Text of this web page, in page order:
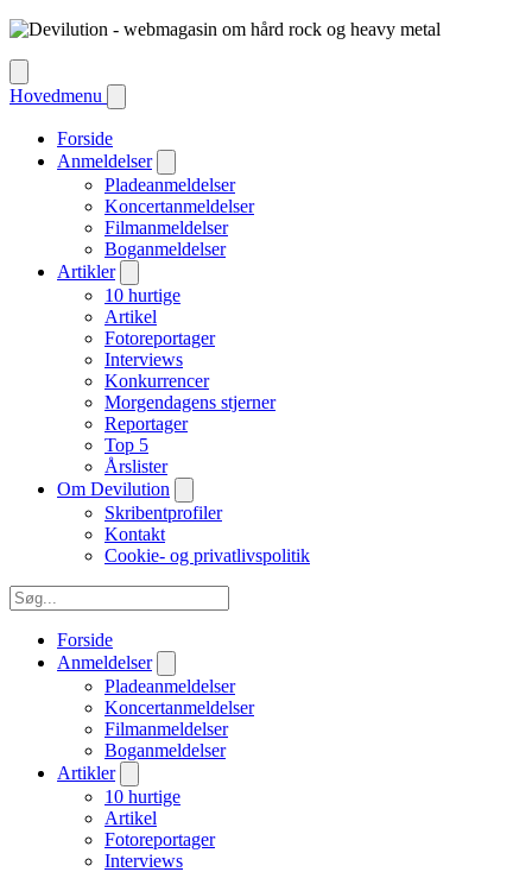
Hovedmenu
Forside
Anmeldelser
Pladeanmeldelser
Koncertanmeldelser
Filmanmeldelser
Boganmeldelser
Artikler
10 hurtige
Artikel
Fotoreportager
Interviews
Konkurrencer
Morgendagens stjerner
Reportager
Top 5
Årslister
Om Devilution
Skribentprofiler
Kontakt
Cookie- og privatlivspolitik
Forside
Anmeldelser
Pladeanmeldelser
Koncertanmeldelser
Filmanmeldelser
Boganmeldelser
Artikler
10 hurtige
Artikel
Fotoreportager
Interviews